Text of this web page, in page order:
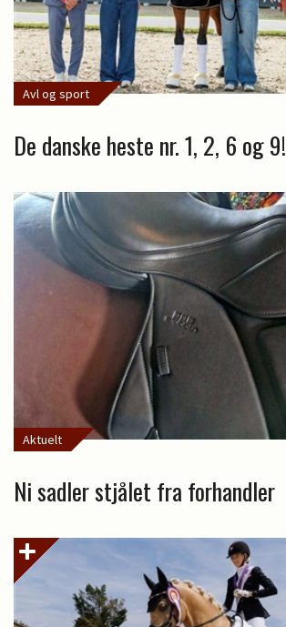
Avl og sport
De danske heste nr. 1, 2, 6 og 9!
Aktuelt
Ni sadler stjålet fra forhandler